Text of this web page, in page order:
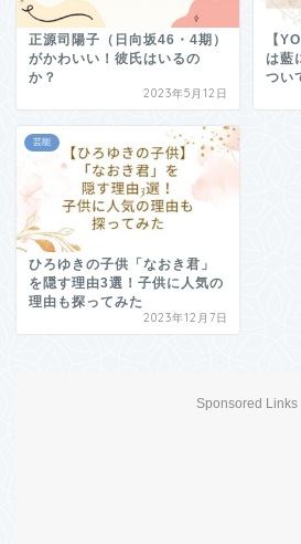
正源司陽子（日向坂46・4期）
がかわいい！彼氏はいるの
か？
2023年5月12日
【
は藍
つい
芸能
ひろゆきの子供「なおき君」
を隠す理由3選！子供に人気の
理由も探ってみた
2023年12月7日
Sponsored Links